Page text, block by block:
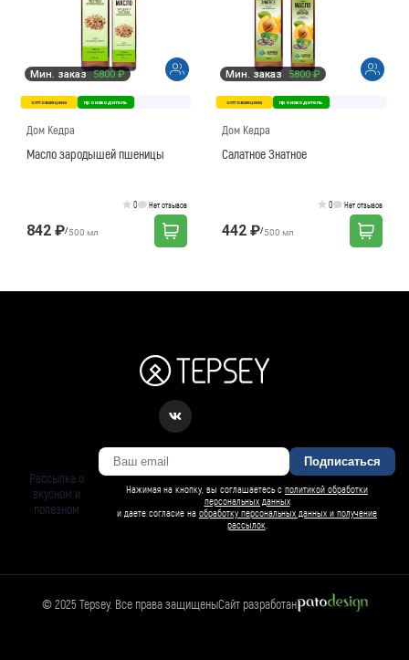
Мин. заказ 5800 ₽
оптовая цена производитель
Дом Кедра
Масло зародышей пшеницы
0 Нет отзывов
842 ₽/500 мл
Мин. заказ 5800 ₽
оптовая цена производитель
Дом Кедра
Салатное Знатное
0 Нет отзывов
442 ₽/500 мл
Рассылка о
вкусном и
полезном
Подписаться
Нажимая на кнопку, вы соглашаетесь с политикой обработки
персональных данных
и даете согласие на обработку персональных данных и получение
рассылок
© 2025 Tepsey. Все права защищеныСайт разработан
БАРСИ ИИ